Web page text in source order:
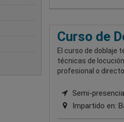
Curso de
El curso de doblaje
técnicas de
profesional o
Semi-
Impartido en: